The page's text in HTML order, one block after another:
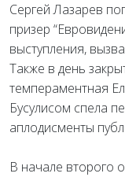
Сергей Лазарев
призер
выступления,
Также в день
темпераментная
Бусулисом спела
аплодисменты
В начале второго